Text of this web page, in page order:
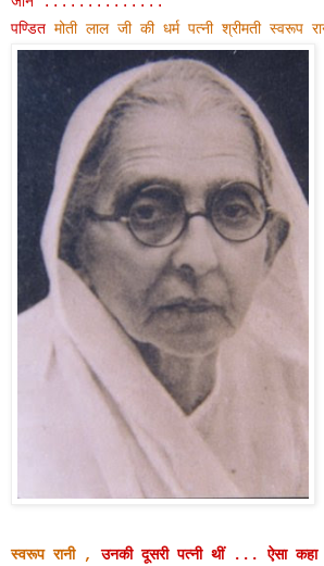
पण्डित मोती लाल जी की धर्म पत्नी श्रीमती स्वरूप
स्वरूप रानी ,उनकी दूसरी पत्नी थीं ...ऐसा